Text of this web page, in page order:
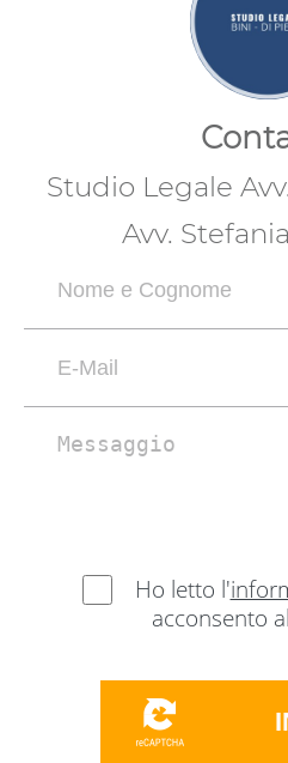
Studio Legale
Avv.
Ho letto l'
acconsento